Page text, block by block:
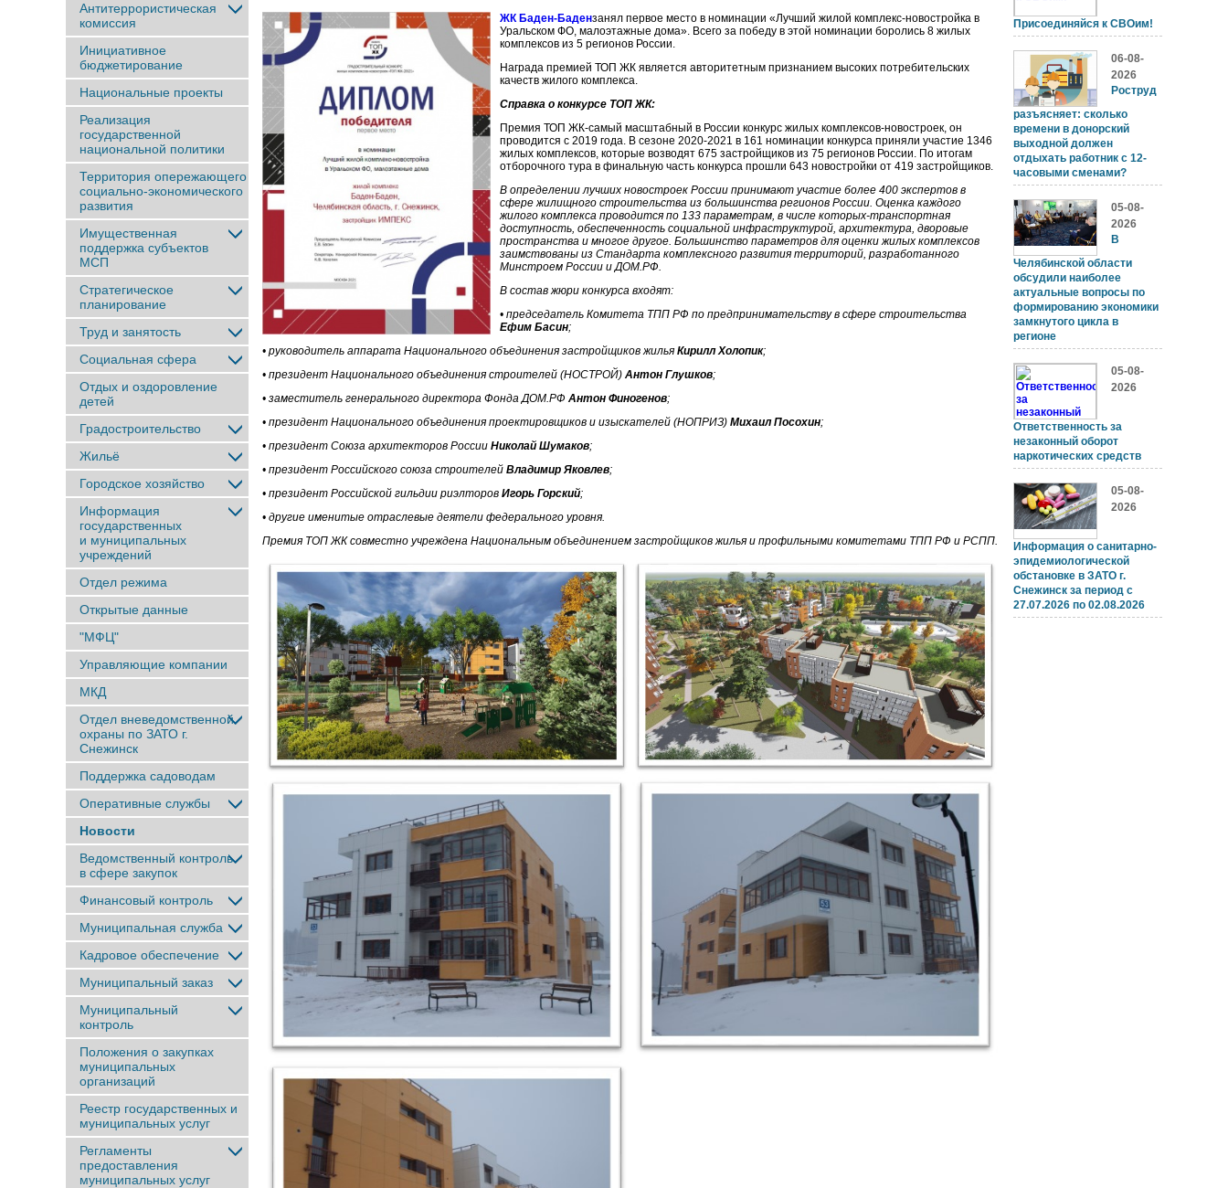
Антитеррористическая
комиссия
Инициативное
бюджетирование
Национальные проекты
Реализация
государственной
национальной политики
Территория опережающего
социально-экономического
развития
Имущественная
поддержка субъектов
МСП
Стратегическое
планирование
Труд и занятость
Социальная сфера
Отдых и оздоровление
детей
Градостроительство
Жильё
Городское хозяйство
Информация
государственных
и муниципальных
учреждений
Отдел режима
Открытые данные
"МФЦ"
Управляющие компании
МКД
Отдел вневедомственной
охраны по ЗАТО г.
Снежинск
Поддержка садоводам
Оперативные службы
Новости
Ведомственный контроль
в сфере закупок
Финансовый контроль
Муниципальная служба
Кадровое обеспечение
Муниципальный заказ
Муниципальный
контроль
Положения о закупках
муниципальных
организаций
Реестр государственных и
муниципальных услуг
Регламенты
предоставления
муниципальных услуг
ЖК Баден-Бадензанял первое место в номинации «Лучший жилой комплекс-новостройка в
Уральском ФО, малоэтажные дома». Всего за победу в этой номинации боролись 8 жилых
комплексов из 5 регионов России.
Награда премией ТОП ЖК является авторитетным признанием высоких потребительских
качеств жилого комплекса.
Справка о конкурсе ТОП ЖК:
Премия ТОП ЖК-самый масштабный в России конкурс жилых комплексов-новостроек, он
проводится с 2019 года. В сезоне 2020-2021 в 161 номинации конкурса приняли участие 1346
жилых комплексов, которые возводят 675 застройщиков из 75 регионов России. По итогам
отборочного тура в финальную часть конкурса прошли 643 новостройки от 419 застройщиков.
В определении лучших новостроек России принимают участие более 400 экспертов в
сфере жилищного строительства из большинства регионов России. Оценка каждого
жилого комплекса проводится по 133 параметрам, в числе которых-транспортная
доступность, обеспеченность социальной инфраструктурой, архитектура, дворовые
пространства и многое другое. Большинство параметров для оценки жилых комплексов
заимствованы из Стандарта комплексного развития территорий, разработанного
Минстроем России и ДОМ.РФ.
В состав жюри конкурса входят:
• председатель Комитета ТПП РФ по предпринимательству в сфере строительства
Ефим Басин;
• руководитель аппарата Национального объединения застройщиков жилья Кирилл Холопик;
• президент Национального объединения строителей (НОСТРОЙ) Антон Глушков;
• заместитель генерального директора Фонда ДОМ.РФ Антон Финогенов;
• президент Национального объединения проектировщиков и изыскателей (НОПРИЗ) Михаил Посохин;
• президент Союза архитекторов России Николай Шумаков;
• президент Российского союза строителей Владимир Яковлев;
• президент Российской гильдии риэлторов Игорь Горский;
• другие именитые отраслевые деятели федерального уровня.
Премия ТОП ЖК совместно учреждена Национальным объединением застройщиков жилья и профильными комитетами ТПП РФ и РСПП.
Присоединяйся к СВОим!
06-08-
2026
Роструд
разъясняет: сколько
времени в донорский
выходной должен
отдыхать работник с 12-
часовыми сменами?
05-08-
2026
В
Челябинской области
обсудили наиболее
актуальные вопросы по
формированию экономики
замкнутого цикла в
регионе
05-08-
2026
Ответственность за
незаконный оборот
наркотических средств
05-08-
2026
Информация о санитарно-
эпидемиологической
обстановке в ЗАТО г.
Снежинск за период с
27.07.2026 по 02.08.2026